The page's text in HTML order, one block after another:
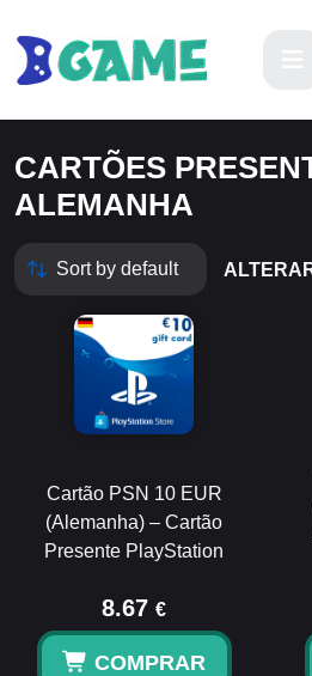
CARTÕES
ALEMANHA
Cartão PSN 10 EUR
(Alemanha) – Cartão
Presente PlayStation
8.67 €
COMPRAR